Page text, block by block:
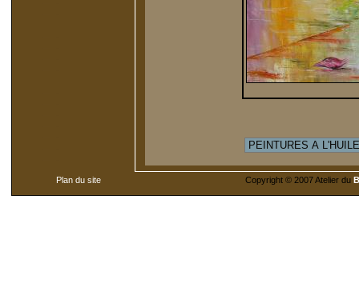
Plan du site Copyright © 2007 Atelier du